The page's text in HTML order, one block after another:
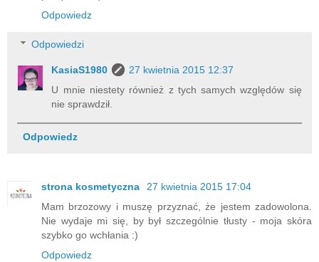
Odpowiedz
Odpowiedzi
KasiaS1980
27 kwietnia 2015 12:37
U mnie niestety również z tych samych względów się
nie sprawdził.
Odpowiedz
strona kosmetyczna
27 kwietnia 2015 17:04
Mam brzozowy i muszę przyznać, że jestem zadowolona.
Nie wydaje mi się, by był szczególnie tłusty - moja skóra
szybko go wchłania :)
Odpowiedz